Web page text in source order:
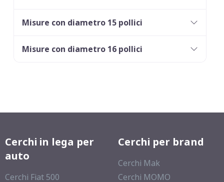
Misure con diametro 15 pollici
Misure con diametro 16 pollici
Cerchi in lega per
auto
Cerchi Fiat 500
Cerchi per brand
Cerchi Mak
Cerchi MOMO